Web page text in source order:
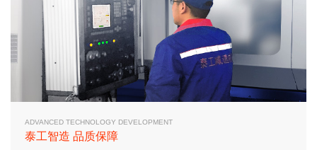
ADVANCED TECHNOLOGY DEVELOPMENT
泰工智造 品质保障